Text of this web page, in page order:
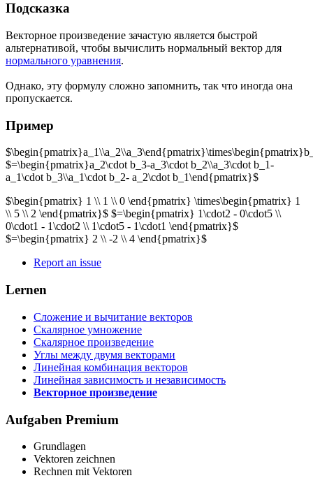
Подсказка
Векторное произведение зачастую является быстрой
альтернативой, чтобы вычислить нормальный вектор для
нормального уравнения.
Однако, эту формулу сложно запомнить, так что иногда она
пропускается.
Пример
$=\begin{pmatrix}a_2\cdot b_3-a_3\cdot b_2\\a_3\cdot b_1-
a_1\cdot b_3\\a_1\cdot b_2- a_2\cdot b_1\end{pmatrix}$
$\begin{pmatrix} 1 \\ 1 \\ 0 \end{pmatrix} \times\begin{pmatrix} 1
\\ 5 \\ 2 \end{pmatrix}$ $=\begin{pmatrix} 1\cdot2 - 0\cdot5 \\
0\cdot1 - 1\cdot2 \\ 1\cdot5 - 1\cdot1 \end{pmatrix}$
$=\begin{pmatrix} 2 \\ -2 \\ 4 \end{pmatrix}$
Report an issue
Lernen
Сложение и вычитание векторов
Скалярное умножение
Скалярное произведение
Углы между двумя векторами
Линейная комбинация векторов
Линейная зависимость и независимость
Векторное произведение
Aufgaben Premium
Grundlagen
Vektoren zeichnen
Rechnen mit Vektoren